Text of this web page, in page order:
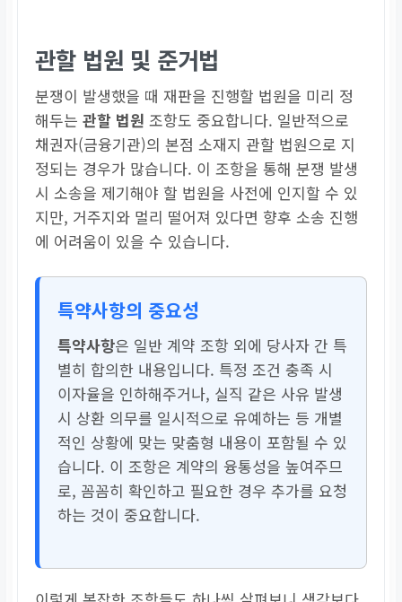
관할 법원 및 준거법
분쟁이 발생했을 때 재판을 진행할 법원을 미리 정
해두는관할 법원 조항도 중요합니다. 일반적으로
채권자(금융기관)의 본점 소재지 관할 법원으로 지
정되는 경우가 많습니다. 이 조항을 통해 분쟁 발생
시 소송을 제기해야 할 법원을 사전에 인지할 수 있
지만, 거주지와 멀리 떨어져 있다면 향후 소송 진행
에 어려움이 있을 수 있습니다.
특약사항의 중요성
특약사항은 일반 계약 조항 외에 당사자 간 특
별히 합의한 내용입니다. 특정 조건 충족 시
이자율을 인하해주거나, 실직 같은 사유 발생
시 상환 의무를 일시적으로 유예하는 등 개별
적인 상황에 맞는 맞춤형 내용이 포함될 수 있
습니다. 이 조항은 계약의 융통성을 높여주므
로, 꼼꼼히 확인하고 필요한 경우 추가를 요청
하는 것이 중요합니다.